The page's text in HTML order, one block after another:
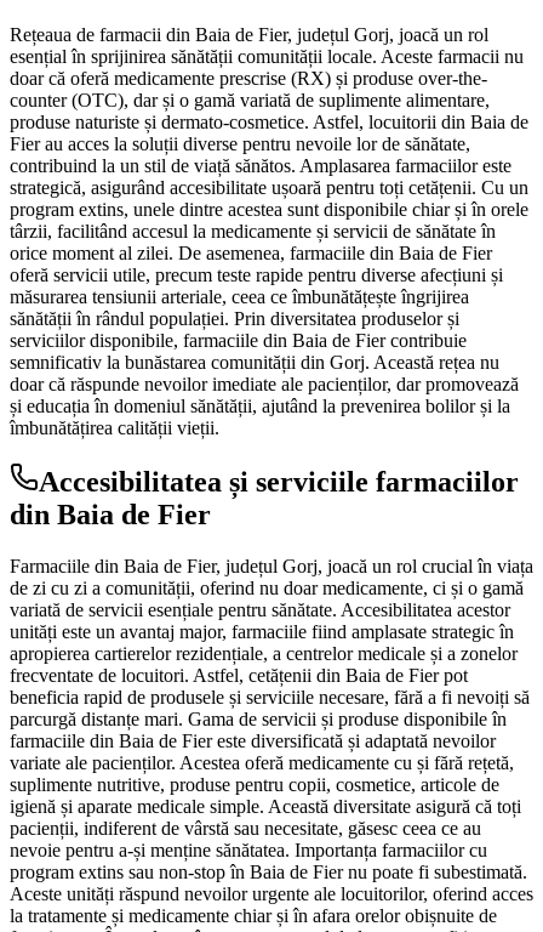
Rețeaua de farmacii din Baia de Fier, județul Gorj, joacă un rol
esențial în sprijinirea sănătății comunității locale. Aceste farmacii nu
doar că oferă medicamente prescrise (RX) și produse over-the-
counter (OTC), dar și o gamă variată de suplimente alimentare,
produse naturiste și dermato-cosmetice. Astfel, locuitorii din Baia de
Fier au acces la soluții diverse pentru nevoile lor de sănătate,
contribuind la un stil de viață sănătos. Amplasarea farmaciilor este
strategică, asigurând accesibilitate ușoară pentru toți cetățenii. Cu un
program extins, unele dintre acestea sunt disponibile chiar și în orele
târzii, facilitând accesul la medicamente și servicii de sănătate în
orice moment al zilei. De asemenea, farmaciile din Baia de Fier
oferă servicii utile, precum teste rapide pentru diverse afecțiuni și
măsurarea tensiunii arteriale, ceea ce îmbunătățește îngrijirea
sănătății în rândul populației. Prin diversitatea produselor și
serviciilor disponibile, farmaciile din Baia de Fier contribuie
semnificativ la bunăstarea comunității din Gorj. Această rețea nu
doar că răspunde nevoilor imediate ale pacienților, dar promovează
și educația în domeniul sănătății, ajutând la prevenirea bolilor și la
îmbunătățirea calității vieții.
Accesibilitatea și serviciile farmaciilor
din Baia de Fier
Farmaciile din Baia de Fier, județul Gorj, joacă un rol crucial în viața
de zi cu zi a comunității, oferind nu doar medicamente, ci și o gamă
variată de servicii esențiale pentru sănătate. Accesibilitatea acestor
unități este un avantaj major, farmaciile fiind amplasate strategic în
apropierea cartierelor rezidențiale, a centrelor medicale și a zonelor
frecventate de locuitori. Astfel, cetățenii din Baia de Fier pot
beneficia rapid de produsele și serviciile necesare, fără a fi nevoiți să
parcurgă distanțe mari. Gama de servicii și produse disponibile în
farmaciile din Baia de Fier este diversificată și adaptată nevoilor
variate ale pacienților. Acestea oferă medicamente cu și fără rețetă,
suplimente nutritive, produse pentru copii, cosmetice, articole de
igienă și aparate medicale simple. Această diversitate asigură că toți
pacienții, indiferent de vârstă sau necesitate, găsesc ceea ce au
nevoie pentru a-și menține sănătatea. Importanța farmaciilor cu
program extins sau non-stop în Baia de Fier nu poate fi subestimată.
Aceste unități răspund nevoilor urgente ale locuitorilor, oferind acces
la tratamente și medicamente chiar și în afara orelor obișnuite de